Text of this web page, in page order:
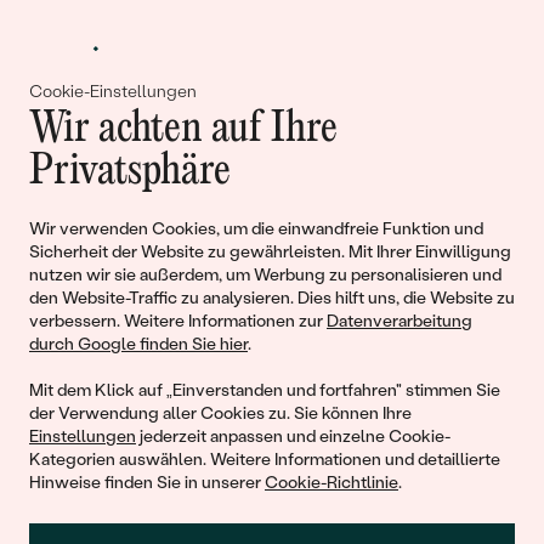
Cookie-Einstellungen
Wir achten auf Ihre
Privatsphäre
Wir verwenden Cookies, um die einwandfreie Funktion und
Sicherheit der Website zu gewährleisten. Mit Ihrer Einwilligung
nutzen wir sie außerdem, um Werbung zu personalisieren und
den Website-Traffic zu analysieren. Dies hilft uns, die Website zu
verbessern. Weitere Informationen zur Datenverarbeitung
durch Google finden Sie hier.
Mit dem Klick auf „Einverstanden und fortfahren" stimmen Sie
der Verwendung aller Cookies zu. Sie können Ihre
Einstellungen jederzeit anpassen und einzelne Cookie-
Kategorien auswählen. Weitere Informationen und detaillierte
Hinweise finden Sie in unsererCookie-Richtlinie.
Wave Kollektion
ANSEHEN
MASSGEFERTIGTER
DIAMANTEN
Ohrrinnge
Personalisierte
Halsketten
ANSEHEN
Meistverkaufte
Ringe
ANSEHEN
Gemeinsam erschaffen wir
Liebe
Begleiten Sie uns!